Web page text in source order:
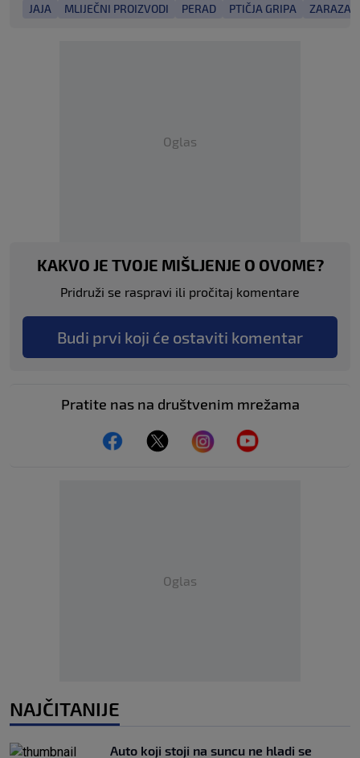
JAJA MLIJEČNI PROIZVODI PERAD PTIČJA GRIPA ZARAZA
Oglas
KAKVO JE TVOJE MIŠLJENJE O OVOME?
Pridruži se raspravi ili pročitaj komentare
Budi prvi koji će ostaviti komentar
Pratite nas na društvenim mrežama
Oglas
NAJČITANIJE
Auto koji stoji na suncu ne hladi se